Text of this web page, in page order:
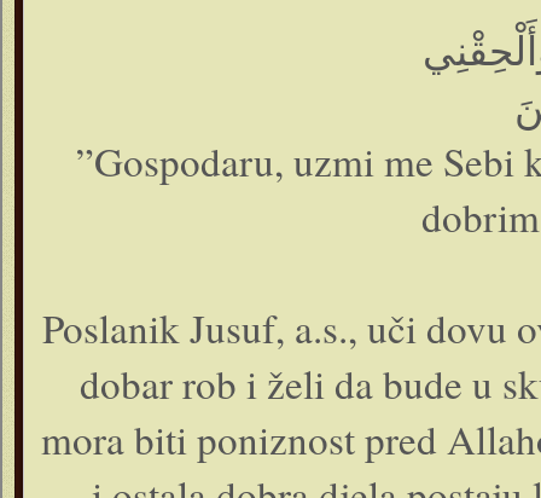
”Gospodaru, uzmi me
Poslanik Jusuf, a.s., uči dovu
dobar rob i želi da bude u
mora biti poniznost pred